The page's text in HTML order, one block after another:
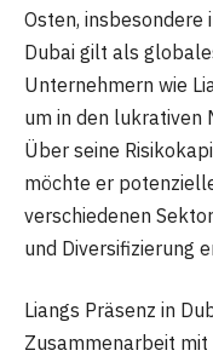
Osten, insbesondere
Dubai gilt als
Unternehmern wie
um in den lukrativen
Über seine
möchte er
verschiedenen
und Diversifizierung
Liangs Präsenz in
Zusammenarbeit